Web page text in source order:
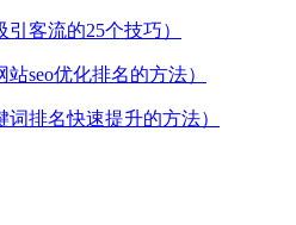
客流的25个技巧）
seo优化排名的方法）
排名快速提升的方法）